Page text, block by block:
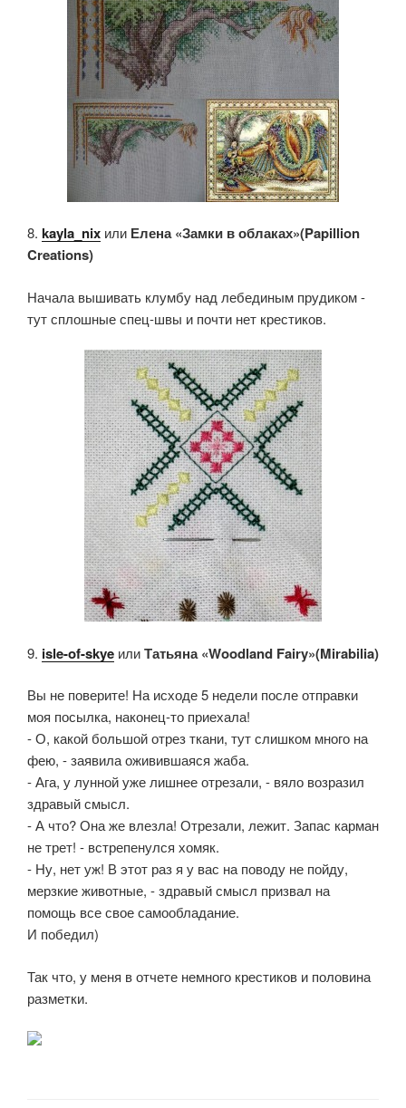
8. kayla_nix или Елена «Замки в облаках»(Papillion
Creations)
Начала вышивать клумбу над лебединым прудиком -
тут сплошные спец-швы и почти нет крестиков.
9. isle-of-skye илиТатьяна «Woodland Fairy»(Mirabilia)
Вы не поверите! На исходе 5 недели после отправки
моя посылка, наконец-то приехала!
- О, какой большой отрез ткани, тут слишком много на
фею, - заявила оживившаяся жаба.
- Ага, у лунной уже лишнее отрезали, - вяло возразил
здравый смысл.
- А что? Она же влезла! Отрезали, лежит. Запас карман
не трет! - встрепенулся хомяк.
- Ну, нет уж! В этот раз я у вас на поводу не пойду,
мерзкие животные, - здравый смысл призвал на
помощь все свое самообладание.
И победил)
Так что, у меня в отчете немного крестиков и половина
разметки.